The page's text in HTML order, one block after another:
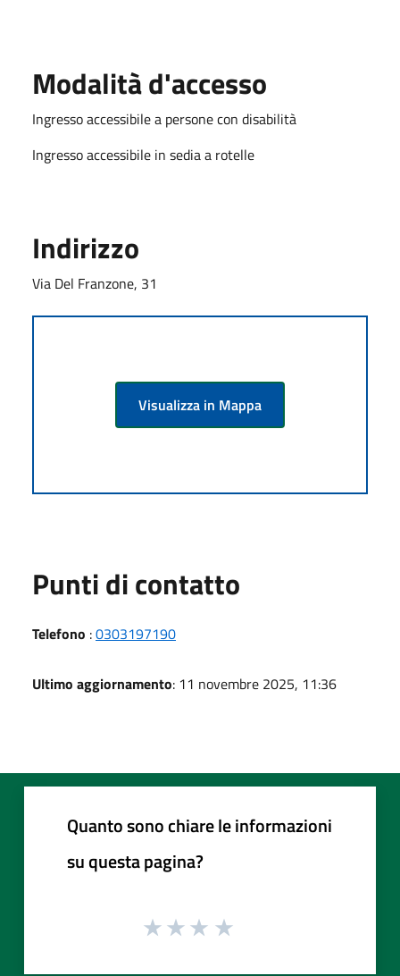
Modalità d'accesso
Ingresso accessibile a persone con disabilità
Ingresso accessibile in sedia a rotelle
Indirizzo
Via Del Franzone, 31
Visualizza in Mappa
Punti di contatto
Telefono :0303197190
Ultimo aggiornamento: 11 novembre 2025, 11:36
Quanto sono chiare le informazioni
su questa pagina?